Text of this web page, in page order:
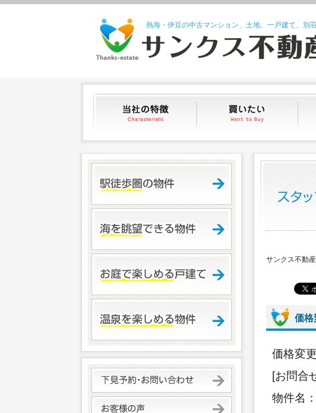
熱海・伊豆の中古マンション、土地、一戸建て、別
当社の特徴 買いたい
サンクス不動
価格
価格変
[お問合
物件名